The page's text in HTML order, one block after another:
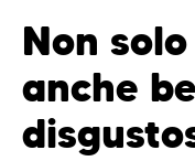
Non
anche